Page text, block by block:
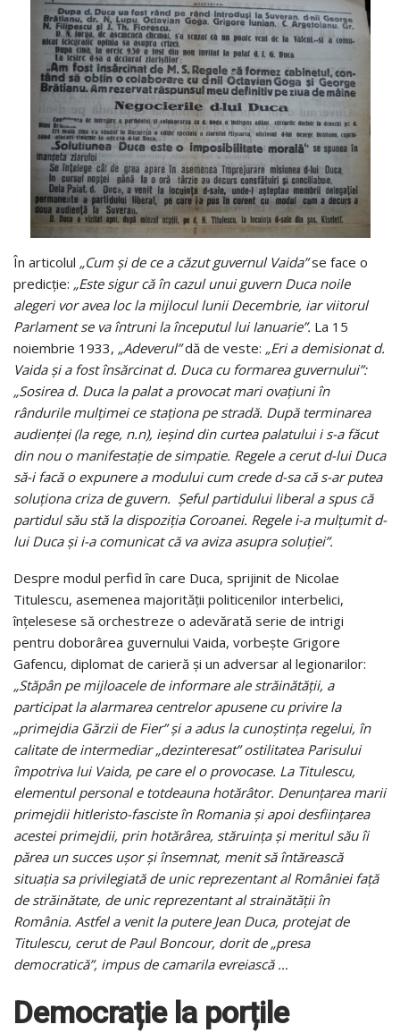
În articolul „Cum şi de ce a căzut guvernul Vaida”se face o
predicţie: „Este sigur că în cazul unui guvern Duca noile
alegeri vor avea loc la mijlocul lunii Decembrie, iar viitorul
Parlament se va întruni la începutul lui Ianuarie”. La 15
noiembrie 1933, „Adeverul”dă de veste: „Eri a demisionat d.
Vaida şi a fost însărcinat d. Duca cu formarea guvernului”:
„Sosirea d. Duca la palat a provocat mari ovaţiuni în
rândurile mulţimei ce staţiona pe stradă. După terminarea
audienţei (la rege, n.n), ieşind din curtea palatului i s-a făcut
din nou o manifestaţie de simpatie. Regele a cerut d-lui Duca
să-i facă o expunere a modului cum crede d-sa că s-ar putea
soluţiona criza de guvern. Şeful partidului liberal a spus că
partidul său stă la dispoziţia Coroanei. Regele i-a mulţumit d-
lui Duca şi i-a comunicat că va aviza asupra soluţiei”.
Despre modul perfid în care Duca, sprijinit de Nicolae
Titulescu, asemenea majorității politicenilor interbelici,
înțelesese să orchestreze o adevărată serie de intrigi
pentru doborârea guvernului Vaida, vorbește Grigore
Gafencu, diplomat de carieră și un adversar al legionarilor:
„Stăpân pe mijloacele de informare ale străinătății, a
participat la alarmarea centrelor apusene cu privire la
„primejdia Gărzii de Fier” și a adus la cunoștința regelui, în
calitate de intermediar „dezinteresat” ostilitatea Parisului
împotriva lui Vaida, pe care el o provocase. La Titulescu,
elementul personal e totdeauna hotărâtor. Denunțarea marii
primejdii hitleristo-fasciste în Romania și apoi desființarea
acestei primejdii, prin hotărârea, stăruința și meritul său îi
părea un succes ușor și însemnat, menit să întărească
situația sa privilegiată de unic reprezentant al României față
de străinătate, de unic reprezentant al strainătății în
România. Astfel a venit la putere Jean Duca, protejat de
Titulescu, cerut de Paul Boncour, dorit de „presa
democratică”, impus de camarila evreiască …
Democrație la porțile